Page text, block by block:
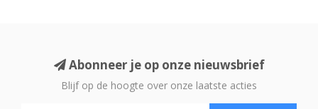
Abonneer je op onze nieuwsbrief
Blijf op de hoogte over onze laatste acties